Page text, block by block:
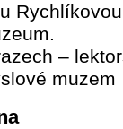
–
muzem